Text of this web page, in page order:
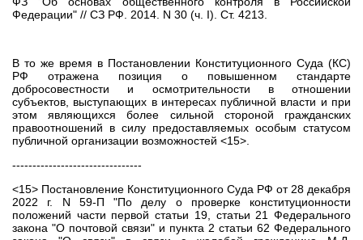
Федерации" // СЗ РФ. 2014. N 30 (ч. I). Ст. 4213.
В то же время в Постановлении Конституционного Суда (КС)
РФ отражена позиция о повышенном стандарте
добросовестности и осмотрительности в отношении
субъектов, выступающих в интересах публичной власти и при
этом являющихся более сильной стороной гражданских
правоотношений в силу предоставляемых особым статусом
публичной организации возможностей <15>.
--------------------------------
<15> Постановление Конституционного Суда РФ от 28 декабря
2022 г. N 59-П "По делу о проверке конституционности
положений части первой статьи 19, статьи 21 Федерального
закона "О почтовой связи" и пункта 2 статьи 62 Федерального